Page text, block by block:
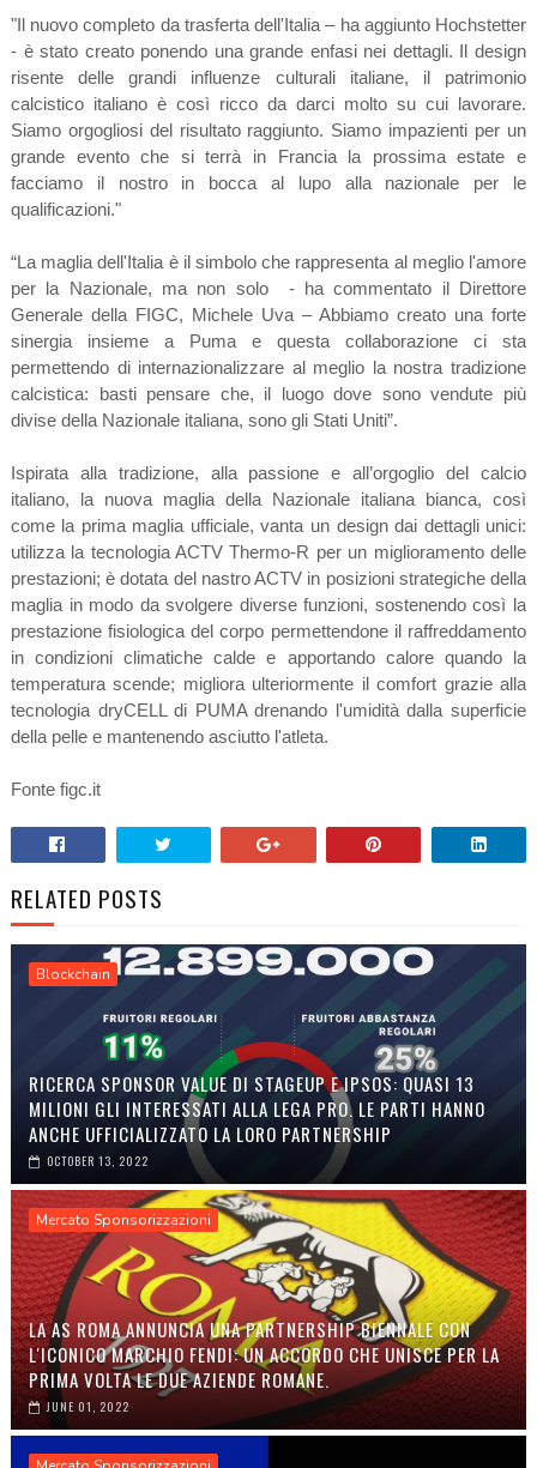
"Il nuovo completo da trasferta dell'Italia – ha aggiunto Hochstetter
- è stato creato ponendo una grande enfasi nei dettagli. Il design
risente delle grandi influenze culturali italiane, il patrimonio
calcistico italiano è così ricco da darci molto su cui lavorare.
Siamo orgogliosi del risultato raggiunto. Siamo impazienti per un
grande evento che si terrà in Francia la prossima estate e
facciamo il nostro in bocca al lupo alla nazionale per le
qualificazioni."
“La maglia dell'Italia è il simbolo che rappresenta al meglio l'amore
per la Nazionale, ma non solo - ha commentato il Direttore
Generale della FIGC, Michele Uva – Abbiamo creato una forte
sinergia insieme a Puma e questa collaborazione ci sta
permettendo di internazionalizzare al meglio la nostra tradizione
calcistica: basti pensare che, il luogo dove sono vendute più
divise della Nazionale italiana, sono gli Stati Uniti”.
Ispirata alla tradizione, alla passione e all’orgoglio del calcio
italiano, la nuova maglia della Nazionale italiana bianca, così
come la prima maglia ufficiale, vanta un design dai dettagli unici:
utilizza la tecnologia ACTV Thermo-R per un miglioramento delle
prestazioni; è dotata del nastro ACTV in posizioni strategiche della
maglia in modo da svolgere diverse funzioni, sostenendo così la
prestazione fisiologica del corpo permettendone il raffreddamento
in condizioni climatiche calde e apportando calore quando la
temperatura scende; migliora ulteriormente il comfort grazie alla
tecnologia dryCELL di PUMA drenando l'umidità dalla superficie
della pelle e mantenendo asciutto l'atleta.
Fonte figc.it
RELATED POSTS
Blockchain
RICERCA SPONSOR VALUE DI STAGEUP E IPSOS: QUASI 13
MILIONI GLI INTERESSATI ALLA LEGA PRO. LE PARTI HANNO
ANCHE UFFICIALIZZATO LA LORO PARTNERSHIP
OCTOBER 13, 2022
Mercato Sponsorizzazioni
LA AS ROMA ANNUNCIA UNA PARTNERSHIP BIENNALE CON
L'ICONICO MARCHIO FENDI: UN ACCORDO CHE UNISCE PER LA
PRIMA VOLTA LE DUE AZIENDE ROMANE.
JUNE 01, 2022